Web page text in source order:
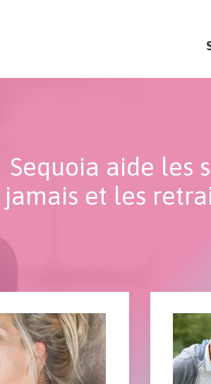
Landing page -
Sequoia aide les
jamais et les